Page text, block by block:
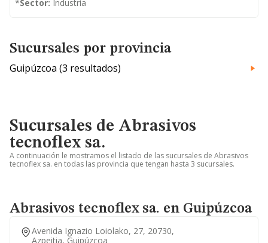
*Sector: Industria
Sucursales por provincia
Guipúzcoa (3 resultados)
Sucursales de Abrasivos
tecnoflex sa.
A continuación le mostramos el listado de las sucursales de Abrasivos
tecnoflex sa. en todas las provincia que tengan hasta 3 sucursales.
Abrasivos tecnoflex sa. en Guipúzcoa
Avenida Ignazio Loiolako, 27, 20730,
Azpeitia, Guipúzcoa